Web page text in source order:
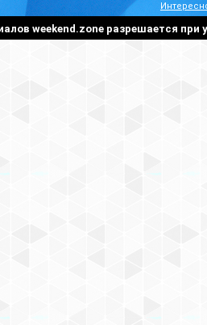
weekend.zone разрешается